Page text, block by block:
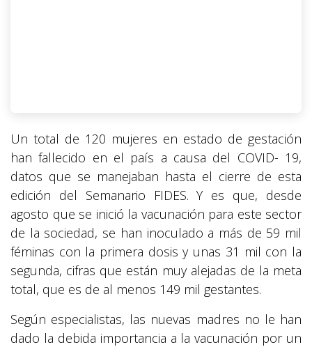
Un total de 120 mujeres en estado de gestación
han fallecido en el país a causa del COVID- 19,
datos que se manejaban hasta el cierre de esta
edición del Semanario FIDES. Y es que, desde
agosto que se inició la vacunación para este sector
de la sociedad, se han inoculado a más de 59 mil
féminas con la primera dosis y unas 31 mil con la
segunda, cifras que están muy alejadas de la meta
total, que es de al menos 149 mil gestantes.
Según especialistas, las nuevas madres no le han
dado la debida importancia a la vacunación por un